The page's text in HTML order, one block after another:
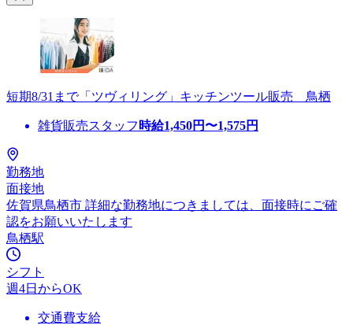
短期8/31まで「ツヴィリング」キッチンツール販売 鳥栖
雑貨販売スタッフ 時給1,450円〜1,575円
勤務地
面接地
佐賀県鳥栖市 詳細な勤務地につきましては、面接時にご確
認をお願いいたします
鳥栖駅
シフト
週4日からOK
交通費支給